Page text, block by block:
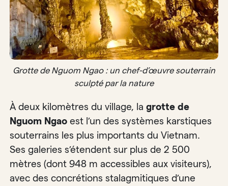
Grotte de Nguom Ngao : un chef-d’œuvre souterrain
sculpté par la nature
À deux kilomètres du village, lagrotte de
Nguom Ngao est l’un des systèmes karstiques
souterrains les plus importants du Vietnam.
Ses galeries s’étendent sur plus de 2 500
mètres (dont 948 m accessibles aux visiteurs),
avec des concrétions stalagmitiques d’une